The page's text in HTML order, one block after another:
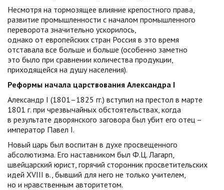
Несмотря на тормозящее влияние крепостного права,
развитие промышленности с началом промышленного
переворота значительно ускорилось,
однако от европейских стран Россия в это время
отставала все больше и больше (особенно заметно
это было при сравнении количества продукции,
приходящейся на душу населения).
Реформы начала царствования Александра I
Александр I (1801–1825 гг.) вступил на престол в марте
1801 г. при чрезвычайных обстоятельствах, когда
в результате дворянского заговора был убит его отец –
император Павел I.
Новый царь был воспитан в духе просвещенного
абсолютизма. Его наставником был Ф.Ц. Лагарп,
швейцарский юрист, горячий сторонник просветительских
идей XVIII в., бывший для него не только учителем,
но и нравственным авторитетом.